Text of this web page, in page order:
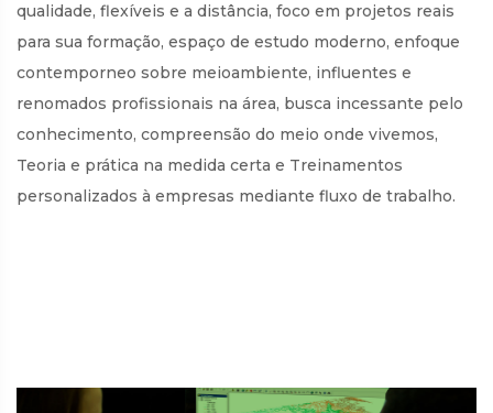
qualidade, flexíveis e a distância, foco em projetos reais
para sua formação, espaço de estudo moderno, enfoque
contemporneo sobre meioambiente, influentes e
renomados profissionais na área, busca incessante pelo
conhecimento, compreensão do meio onde vivemos,
Teoria e prática na medida certa e Treinamentos
personalizados à empresas mediante fluxo de trabalho.